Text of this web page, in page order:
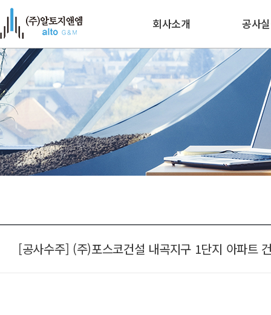
회사소개
인사말
연혁
인증/기술자보유현황
조직도
공사
수주
주요현
[공사수주] (주)포스코건설 내곡지구 1단지 아파트